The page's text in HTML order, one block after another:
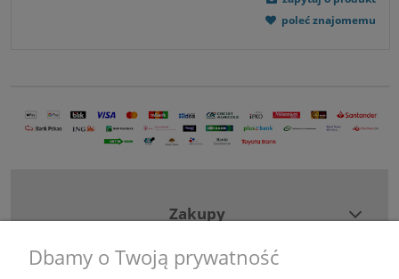
poleć znajomemu
Zakupy
Pomoc
Dbamy o Twoją prywatność